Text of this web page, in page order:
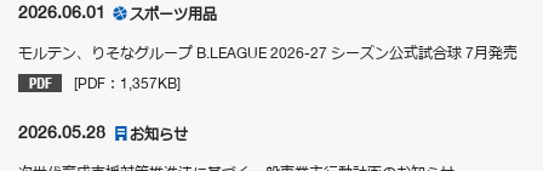
2026.06.01 スポーツ用品
モルテン、りそなグループ B.LEAGUE 2026-27 シーズン公式試合球 7月発売
[PDF：1,357KB]
2026.05.28 お知らせ